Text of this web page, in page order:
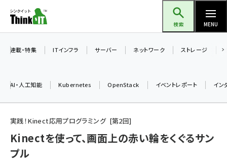
ン
ツ
検索 MENU
加藤銘のチーム貢献～仲間と築いた勝利の絆～ (2308)
連載・特集 ITインフラ サーバー ネットワーク ストレージ
AI・人工知能 Kubernetes OpenStack イベントレポート イン
実践！Kinect応用プログラミング 第2回
Kinectを使って、画面上の赤い輪をくぐるサン
プル